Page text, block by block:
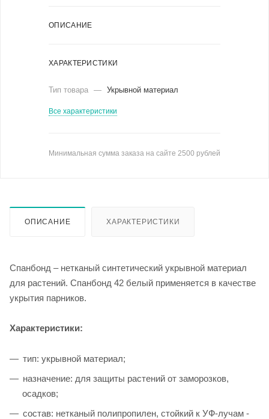
ОПИСАНИЕ
ХАРАКТЕРИСТИКИ
Тип товара — Укрывной материал
Все характеристики
Минимальная сумма заказа на сайте 2500 рублей
ОПИСАНИЕ ХАРАКТЕРИСТИКИ
Спанбонд – нетканый синтетический укрывной материал
для растений. Спанбонд 42 белый применяется в качестве
укрытия парников.
Характеристики:
тип: укрывной материал;
назначение: для защиты растений от заморозков,
осадков;
состав: нетканый полипропилен, стойкий к УФ-лучам -